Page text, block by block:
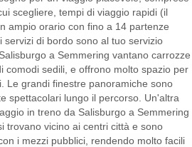
scegliere, tempi di viaggio rapidi (il
ampio orario con fino a 14 partenze
servizi di bordo sono al tuo servizio
a Semmering vantano carrozze
comodi sedili, e offrono molto spazio per
Le grandi finestre panoramiche sono
spettacolari lungo il percorso. Un'altra
in treno da Salisburgo a Semmering
trovano vicino ai centri città e sono
i mezzi pubblici, rendendo molto facili